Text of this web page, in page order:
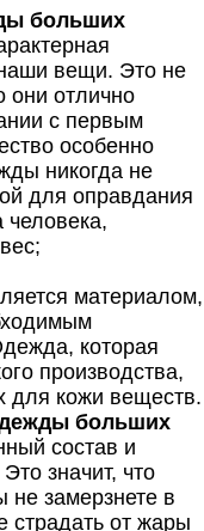
больших
вещи. Это не
они отлично
с первым
особенно
никогда не
для оправдания
человека,
материалом,
которая
производства,
для кожи веществ.
больших
состав и
значит, что
не замерзнете в
страдать от жары